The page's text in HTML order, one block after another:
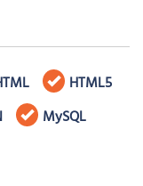
HTML5
MySQL